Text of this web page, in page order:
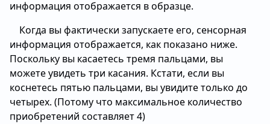
информация отображается в образце.
Когда вы фактически запускаете его, сенсорная
информация отображается, как показано ниже.
Поскольку вы касаетесь тремя пальцами, вы
можете увидеть три касания. Кстати, если вы
коснетесь пятью пальцами, вы увидите только до
четырех. (Потому что максимальное количество
приобретений составляет 4)